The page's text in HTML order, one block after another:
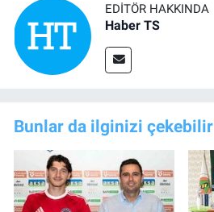
EDITÖR HAKKINDA
Haber TS
Bunlar da ilginizi çekebilir